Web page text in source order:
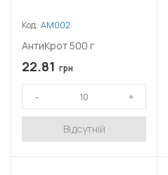
Код: АМ002
АнтиКрот 500 г
22.81 грн
Відсутній